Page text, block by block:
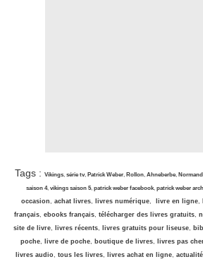
Tags : Vikings, série tv, Patrick Weber,Rollon, Ahneberbe,
saison 4, vikings saison 5, patrick weber facebook, patrick weber
occasion, achat livres, livres numérique, livre en ligne,
français, ebooks français, télécharger des livres gratuits,
site de livre, livres récents, livres gratuits pour liseuse,
poche, livre de poche, boutique de livres, livres pas
livres audio, tous les livres, livres achat en ligne,